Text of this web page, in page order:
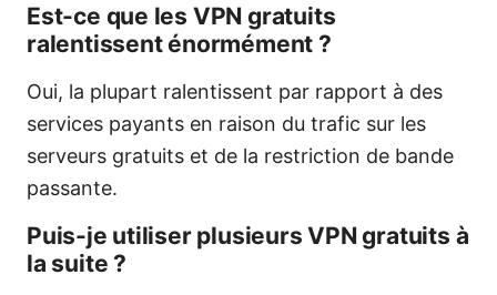
Est-ce que les VPN gratuits
ralentissent énormément ?
Oui, la plupart ralentissent par rapport à des
services payants en raison du trafic sur les
serveurs gratuits et de la restriction de bande
passante.
Puis-je utiliser plusieurs VPN gratuits à
la suite ?